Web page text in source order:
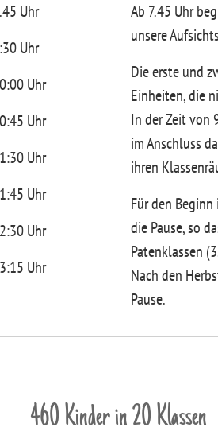
Uhr
Uhr
Uhr
Uhr
Uhr
Uhr
Uhr
Uhr
Ab 7.45 Uhr
unsere
Die erste und
Einheiten, die
In der Zeit von
im Anschluss
ihren
Für den
die Pause, so
Patenklassen
Nach den
Pause.
460 Kinder in 20 Klassen